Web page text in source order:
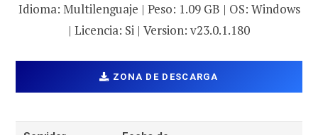
Idioma: Multilenguaje | Peso: 1.09 GB | OS: Windows
| Licencia: Si | Version: v23.0.1.180
ZONA DE DESCARGA